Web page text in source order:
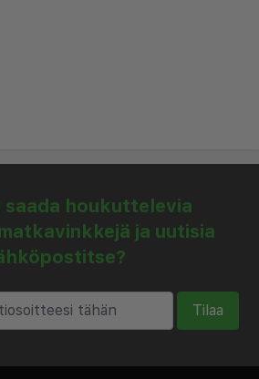
saada houkuttelevia
ja uutisia
Tilaa